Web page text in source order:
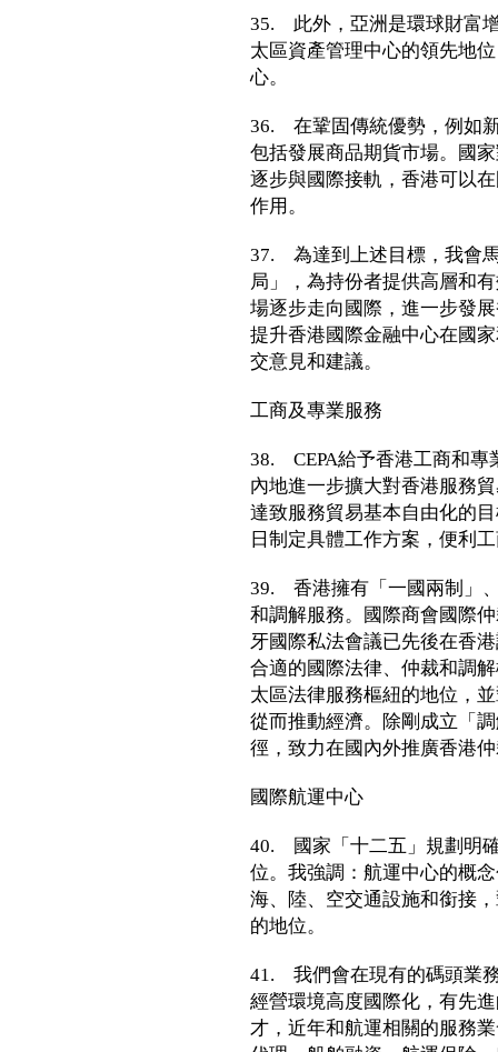
35. 此外，亞洲是環球財富
太區資產管理中心的領先地
心。
36. 在鞏固傳統優勢，例如
包括發展商品期貨市場。國
逐步與國際接軌，香港可以
作用。
37. 為達到上述目標，我會
局」，為持份者提供高層和
場逐步走向國際，進一步發
提升香港國際金融中心在國
交意見和建議。
工商及專業服務
38. CEPA給予香港工商和專
內地進一步擴大對香港服務
達致服務貿易基本自由化的
日制定具體工作方案，便利
39. 香港擁有「一國兩制」
和調解服務。國際商會國際
牙國際私法會議已先後在香
合適的國際法律、仲裁和調
太區法律服務樞紐的地位，
從而推動經濟。除剛成立「
徑，致力在國內外推廣香港
國際航運中心
40. 國家「十二五」規劃明
位。我強調：航運中心的概
海、陸、空交通設施和銜接
的地位。
41. 我們會在現有的碼頭業
經營環境高度國際化，有先
才，近年和航運相關的服務